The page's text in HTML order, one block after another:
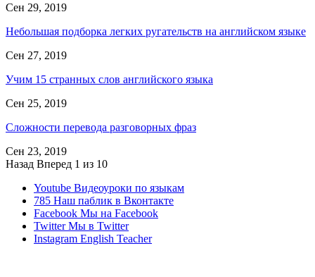
Сен 29, 2019
Небольшая подборка легких ругательств на английском языке
Сен 27, 2019
Учим 15 странных слов английского языка
Сен 25, 2019
Сложности перевода разговорных фраз
Сен 23, 2019
Назад Вперед 1 из 10
Youtube Видеоуроки по языкам
785 Наш паблик в Вконтакте
Facebook Мы на Facebook
Twitter Мы в Twitter
Instagram English Teacher